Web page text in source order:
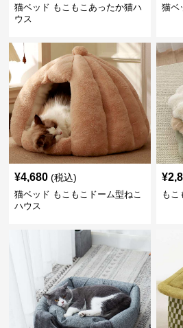
猫ベッド もこもこあったか猫ハ
ウス
猫ベ
¥4,680 (税込)
猫ベッド もこもこドーム型ねこ
ハウス
¥
もこ